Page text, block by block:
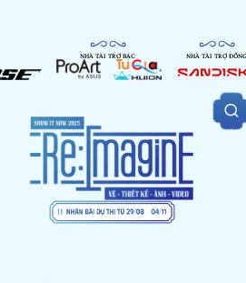
NHÀ TÀI TRỢ BẠC NHÀ TÀI TRỢ ĐỒNG